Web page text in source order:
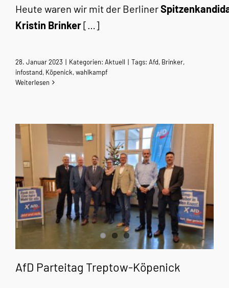
Heute waren wir mit der Berliner
Kristin Brinker[…]
28. Januar 2023 | Kategorien: Aktuell | Tags: Afd, Brinker,
infostand, Köpenick,wahlkampf
Weiterlesen
AfD Parteitag Treptow-Köpenick